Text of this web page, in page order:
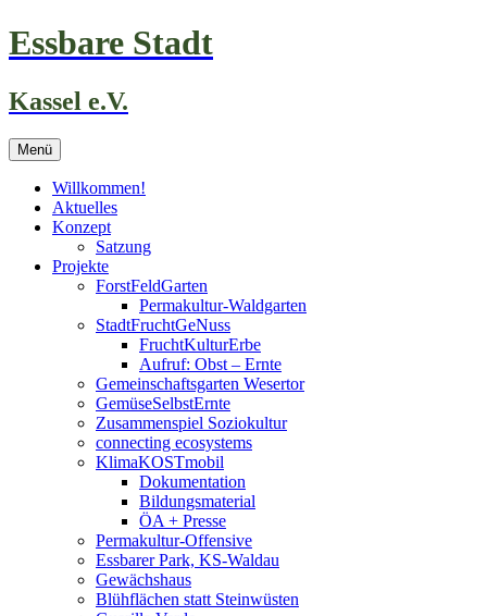
Zum
Inhalt
Essbare Stadt
Kassel e.V.
Menü
Willkommen!
Aktuelles
Konzept
Satzung
Projekte
ForstFeldGarten
Permakultur-Waldgarten
StadtFruchtGeNuss
FruchtKulturErbe
Aufruf: Obst – Ernte
Gemeinschaftsgarten Wesertor
GemüseSelbstErnte
Zusammenspiel Soziokultur
connecting ecosystems
KlimaKOSTmobil
Dokumentation
Bildungsmaterial
ÖA + Presse
Permakultur-Offensive
Essbarer Park, KS-Waldau
Gewächshaus
Blühflächen statt Steinwüsten